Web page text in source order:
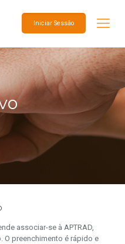
Iniciar Sessão
associar-se à APTRAD,
O preenchimento é rápido e